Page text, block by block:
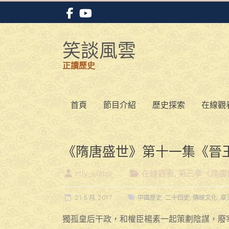
content
笑談風雲
正讀歷史
首頁 節目介紹 歷史探索 在線觀
《隋唐盛世》第十一集《晉
xtfy_editor 在線觀看, 第三季《隋
21 5 月, 2017 中國歷史, 二十四史, 傳統文化, 章
獨孤皇后干政，和權臣楊素一起策劃陰謀，